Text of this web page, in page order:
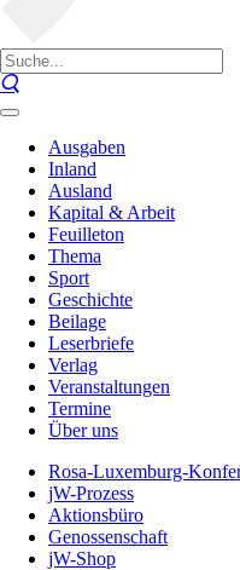
Ausgaben
Inland
Ausland
Kapital & Arbeit
Feuilleton
Thema
Sport
Geschichte
Beilage
Leserbriefe
Verlag
Veranstaltungen
Termine
Über uns
Rosa-Luxemburg-
jW-Prozess
Aktionsbüro
Genossenschaft
jW-Shop